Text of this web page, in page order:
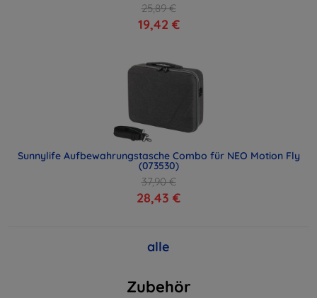
25,89 €
19,42 €
Sunnylife Aufbewahrungstasche Combo für NEO Motion Fly
(073530)
37,90 €
28,43 €
alle
Zubehör